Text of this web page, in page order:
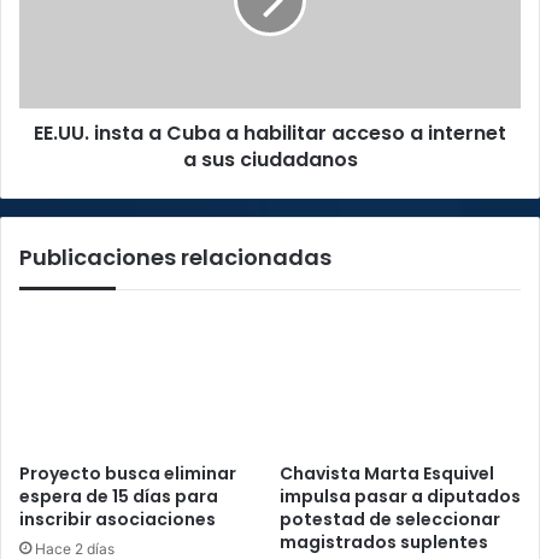
internet
EE.UU. insta a Cuba a habilitar acceso a internet
a sus ciudadanos
Publicaciones relacionadas
Proyecto busca eliminar
espera de 15 días para
inscribir asociaciones
Hace 2 días
Chavista Marta Esquivel
impulsa pasar a diputados
potestad de seleccionar
magistrados suplentes